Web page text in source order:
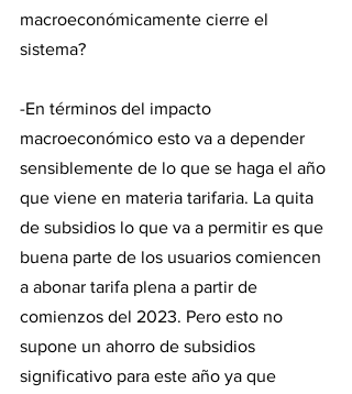
macroeconómicamente cierre el
sistema?
-En términos del impacto
macroeconómico esto va a depender
sensiblemente de lo que se haga el año
que viene en materia tarifaria. La quita
de subsidios lo que va a permitir es que
buena parte de los usuarios comiencen
a abonar tarifa plena a partir de
comienzos del 2023. Pero esto no
supone un ahorro de subsidios
significativo para este año ya que